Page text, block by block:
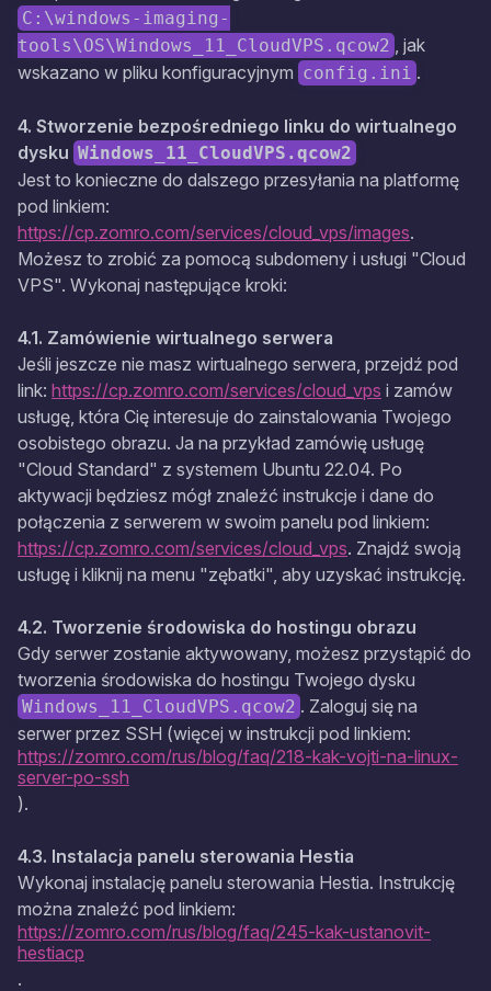
C:\windows-imaging-
tools\OS\Windows_11_CloudVPS.qcow2 , jak
wskazano w pliku konfiguracyjnym config.ini .
4. Stworzenie bezpośredniego linku do wirtualnego
dysku Windows_11_CloudVPS.qcow2
Jest to konieczne do dalszego przesyłania na platformę
pod linkiem:
https://cp.zomro.com/services/cloud_vps/images.
Możesz to zrobić za pomocą subdomeny i usługi "Cloud
VPS". Wykonaj następujące kroki:
4.1. Zamówienie wirtualnego serwera
Jeśli jeszcze nie masz wirtualnego serwera, przejdź pod
link: https://cp.zomro.com/services/cloud_vps i zamów
usługę, która Cię interesuje do zainstalowania Twojego
osobistego obrazu. Ja na przykład zamówię usługę
"Cloud Standard" z systemem Ubuntu 22.04. Po
aktywacji będziesz mógł znaleźć instrukcje i dane do
połączenia z serwerem w swoim panelu pod linkiem:
https://cp.zomro.com/services/cloud_vps. Znajdź swoją
usługę i kliknij na menu "zębatki", aby uzyskać instrukcję.
4.2. Tworzenie środowiska do hostingu obrazu
Gdy serwer zostanie aktywowany, możesz przystąpić do
tworzenia środowiska do hostingu Twojego dysku
Windows_11_CloudVPS.qcow2 . Zaloguj się na
serwer przez SSH (więcej w instrukcji pod linkiem:
https://zomro.com/rus/blog/faq/218-kak-vojti-na-linux-
server-po-ssh
).
4.3. Instalacja panelu sterowania Hestia
Wykonaj instalację panelu sterowania Hestia. Instrukcję
można znaleźć pod linkiem:
https://zomro.com/rus/blog/faq/245-kak-ustanovit-
hestiacp
.